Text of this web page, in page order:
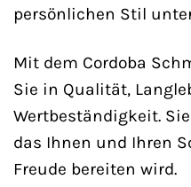
persönlichen Stil
Mit dem Cordoba
Sie in Qualität,
Wertbeständigkeit.
das Ihnen und Ihren
Freude bereiten wird.